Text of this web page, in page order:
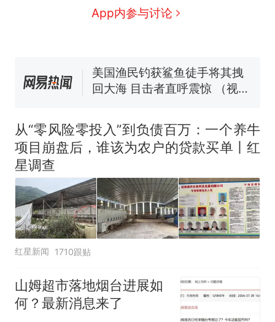
App内参与讨论
协会回应
男子上山采菌偶然发现鸡枞菌
来源：参考消息）
笔试第一被第二名传话劝弃考
官方通报
因老师一句“跟我回家”改写了
人生
从“零风险零投入”到负债百万：一个养牛
项目崩盘后，谁该为农户的贷款买单丨红
星调查
红星新闻 1710跟贴
山姆超市落地烟台进展如
何？最新消息来了